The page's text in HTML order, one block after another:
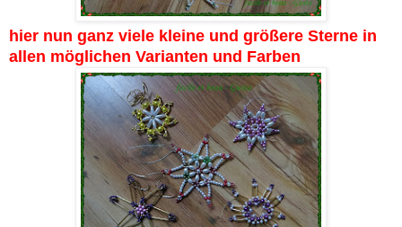
hier nun ganz viele kleine und größere Sterne in
allen möglichen Varianten und Farben